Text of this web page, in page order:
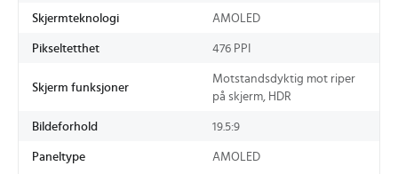
Skjermteknologi AMOLED
Pikseltetthet 476 PPI
Skjerm funksjoner
Motstandsdyktig mot riper
på skjerm, HDR
Bildeforhold 19.5:9
Paneltype AMOLED